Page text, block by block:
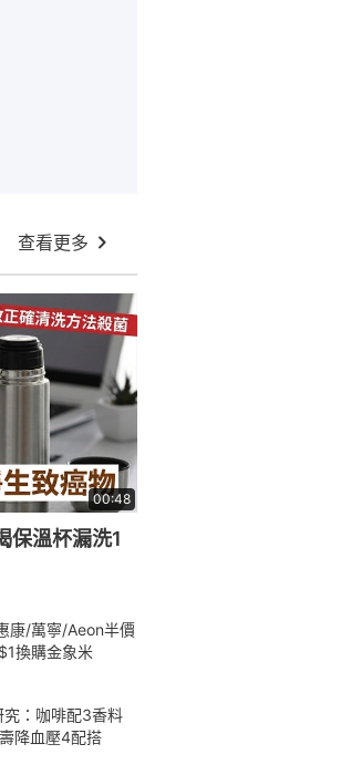
查看更多
00:48
保溫杯漏洗1
康/萬寧/Aeon半價
換購金象米
究：咖啡配3香料
降血壓4配搭